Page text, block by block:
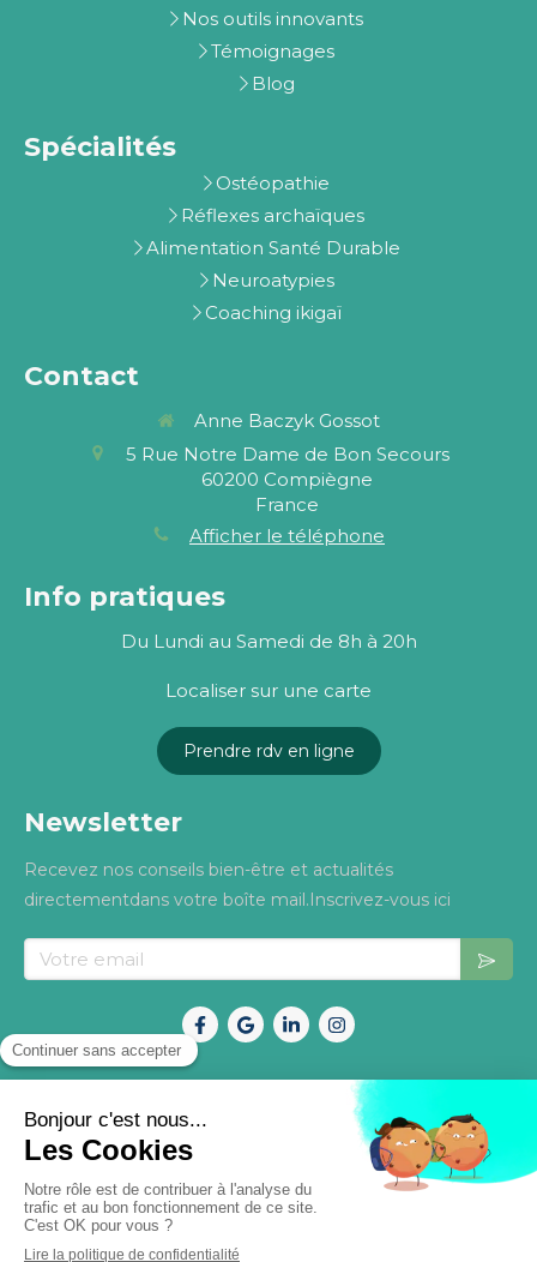
Nos outils innovants
Témoignages
Blog
Spécialités
Ostéopathie
Réflexes archaïques
Alimentation Santé Durable
Neuroatypies
Coaching ikigaï
Contact
Anne Baczyk Gossot
5 Rue Notre Dame de Bon Secours
60200 Compiègne
France
Afficher le téléphone
Info pratiques
Du Lundi au Samedi de 8h à 20h
Localiser sur une carte
Prendre rdv en ligne
Newsletter
Recevez nos conseils bien-être et actualités
directementdans votre boîte mail.Inscrivez-vous ici
Votre email
Mentions légales
Politique de confidentialité
©2026 OsteoNature –Tous droits réservés. Site
conçu avec soin pour mieux vous accompagner.